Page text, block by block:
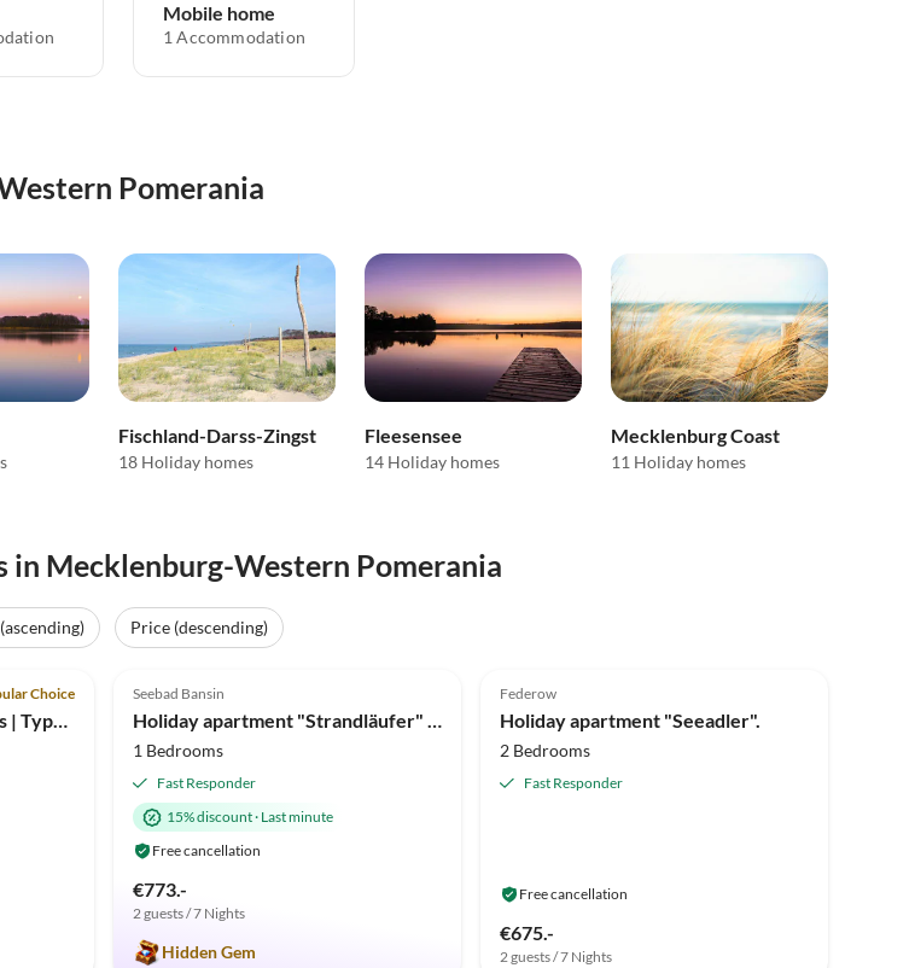
Mobile home
1 Accommodation
Pomerania
Fischland-Darss-Zingst
18 Holiday homes
Fleesensee
14 Holiday homes
Mecklenburg Coast
11 Holiday homes
in Mecklenburg-Western Pomerania
Price (descending)
Top-Listing
Choice
Holiday apartment Aquarius | Type B
Seebad Bansin
Holiday apartment "Strandläufer" - Villa Frisia
1 Bedrooms
Fast Responder
15% discount· Last minute
Free cancellation
€773.-
2 guests / 7 Nights
Hidden Gem
Federow
Holiday apartment "Seeadler".
2 Bedrooms
Fast Responder
Free cancellation
€675.-
2 guests / 7 Nights